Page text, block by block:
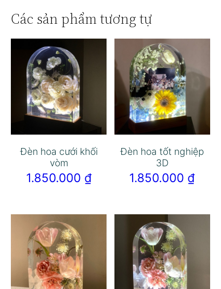
Các sản phẩm tương tự
Đèn hoa cưới khối
vòm
1.850.000 ₫
Đèn hoa tốt nghiệp
3D
1.850.000 ₫